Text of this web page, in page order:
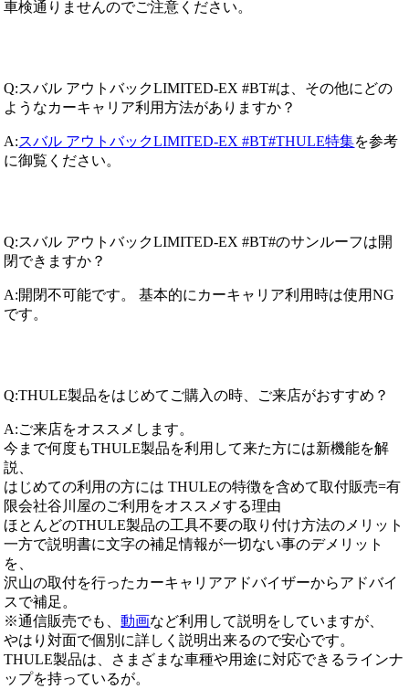
車検通りませんのでご注意ください。
Q:スバル アウトバックLIMITED-EX #BT#は、その他にどの
ようなカーキャリア利用方法がありますか？
A:スバル アウトバックLIMITED-EX #BT#THULE特集を参考
に御覧ください。
Q:スバル アウトバックLIMITED-EX #BT#のサンルーフは開
閉できますか？
A:開閉不可能です。 基本的にカーキャリア利用時は使用NG
です。
Q:THULE製品をはじめてご購入の時、ご来店がおすすめ？
A:ご来店をオススメします。
今まで何度もTHULE製品を利用して来た方には新機能を解
説、
はじめての利用の方には THULEの特徴を含めて取付販売=有
限会社谷川屋のご利用をオススメする理由
ほとんどのTHULE製品の工具不要の取り付け方法のメリット
一方で説明書に文字の補足情報が一切ない事のデメリット
を、
沢山の取付を行ったカーキャリアアドバイザーからアドバイ
スで補足。
※通信販売でも、動画など利用して説明をしていますが、
やはり対面で個別に詳しく説明出来るので安心です。
THULE製品は、さまざまな車種や用途に対応できるラインナ
ップを持っているが。